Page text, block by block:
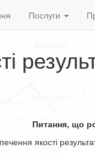
Послуги
Питання, що
якості